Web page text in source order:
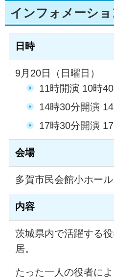
インフォメーショ
日時
9月20日（日曜日）
11時開演 10時
14時30分開演
17時30分開演
会場
多賀市民会館小ホール
内容
茨城県内で活躍する
居。
たった一人の役者に